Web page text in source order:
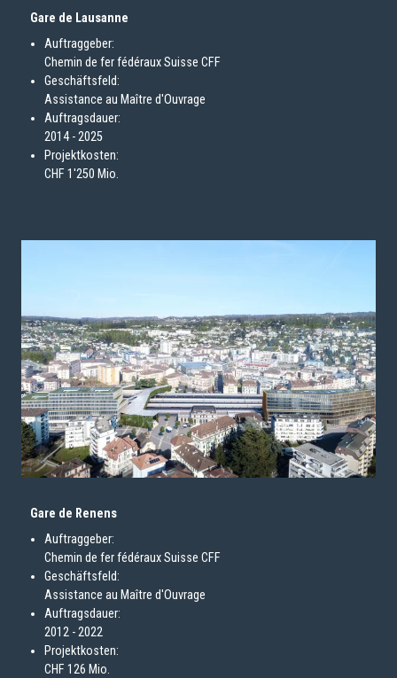
Gare de Lausanne
Auftraggeber:
Chemin de fer fédéraux Suisse CFF
Geschäftsfeld:
Assistance au Maître d'Ouvrage
Auftragsdauer:
2014 - 2025
Projektkosten:
​​​​​​​CHF 1'250 Mio.
Gare de Renens
Auftraggeber:
Chemin de fer fédéraux Suisse CFF
Geschäftsfeld:
Assistance au Maître d'Ouvrage
Auftragsdauer:
2012 - 2022
Projektkosten:
CHF 126 Mio.